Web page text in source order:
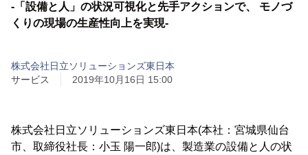
-「設備と人」の状況可視化と先手アクションで、 モノづ
くりの現場の生産性向上を実現-
株式会社日立ソリューションズ東日本
サービス
2019年10月16日 15:00
株式会社日立ソリューションズ東日本(本社：宮城県仙台
市、取締役社長：小玉 陽一郎)は、製造業の設備と人の状